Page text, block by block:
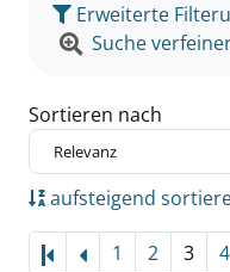
Erweiterte
Suche
Sortieren nach
aufsteigend
1 2 3 4